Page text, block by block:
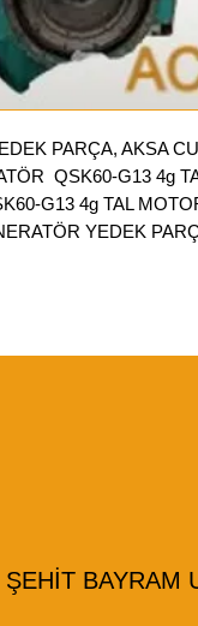
PARÇA, AKSA
QSK60-G13 4g
G13 4g TAL
YEDEK
BAYRAM